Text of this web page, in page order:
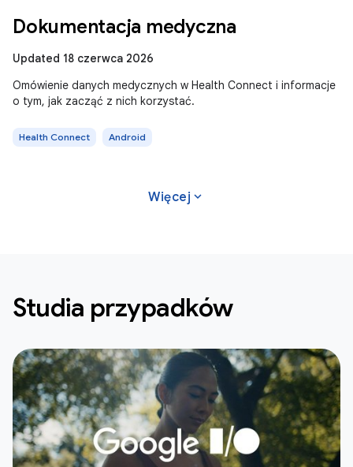
Dokumentacja medyczna
Updated 18 czerwca 2026
Omówienie danych medycznych w Health Connect i informacje
o tym, jak zacząć z nich korzystać.
Health Connect Android
Więcej expand_more
Studia przypadków